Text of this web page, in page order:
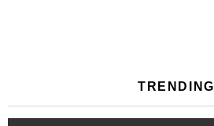
TRENDING